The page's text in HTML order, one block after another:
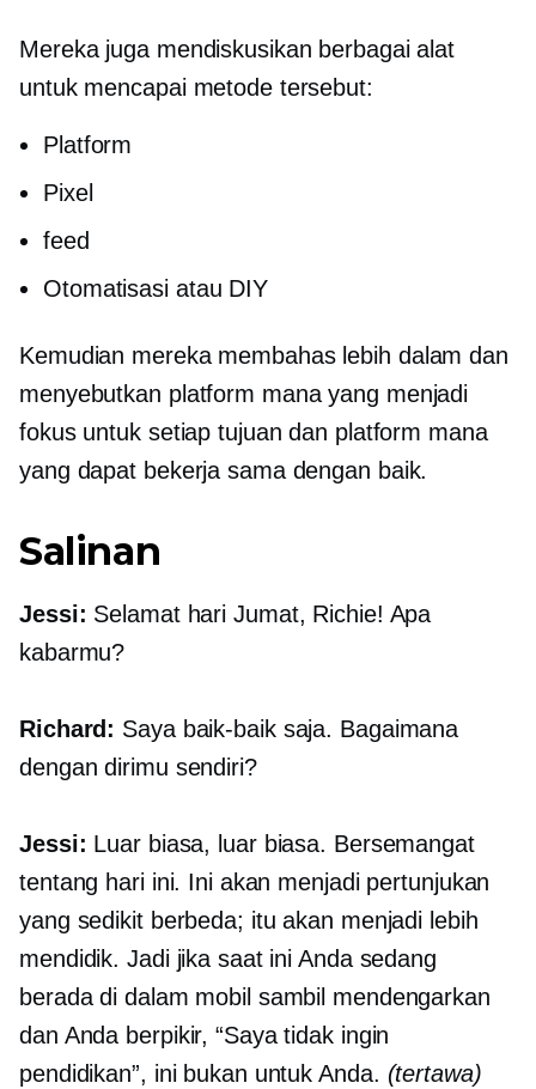
Mereka juga mendiskusikan berbagai alat
untuk mencapai metode tersebut:
Platform
Pixel
feed
Otomatisasi atau DIY
Kemudian mereka membahas lebih dalam dan
menyebutkan platform mana yang menjadi
fokus untuk setiap tujuan dan platform mana
yang dapat bekerja sama dengan baik.
Salinan
Jessi: Selamat hari Jumat, Richie! Apa
kabarmu?
Richard: Saya baik-baik saja. Bagaimana
dengan dirimu sendiri?
Jessi: Luar biasa, luar biasa. Bersemangat
tentang hari ini. Ini akan menjadi pertunjukan
yang sedikit berbeda; itu akan menjadi lebih
mendidik. Jadi jika saat ini Anda sedang
berada di dalam mobil sambil mendengarkan
dan Anda berpikir, “Saya tidak ingin
pendidikan”, ini bukan untuk Anda. (tertawa)